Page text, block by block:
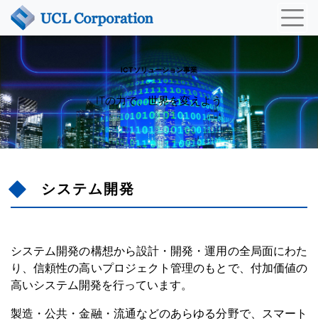
ICTソリューション事業
ITの力で、世界を変えよう
システム開発
システム開発の構想から設計・開発・運用の全局面にわた
り、信頼性の高いプロジェクト管理のもとで、付加価値の
高いシステム開発を行っています。
製造・公共・金融・流通などのあらゆる分野で、スマート